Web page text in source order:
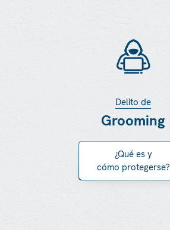
Delito de
Grooming
¿Qué es y
cómo protegerse?